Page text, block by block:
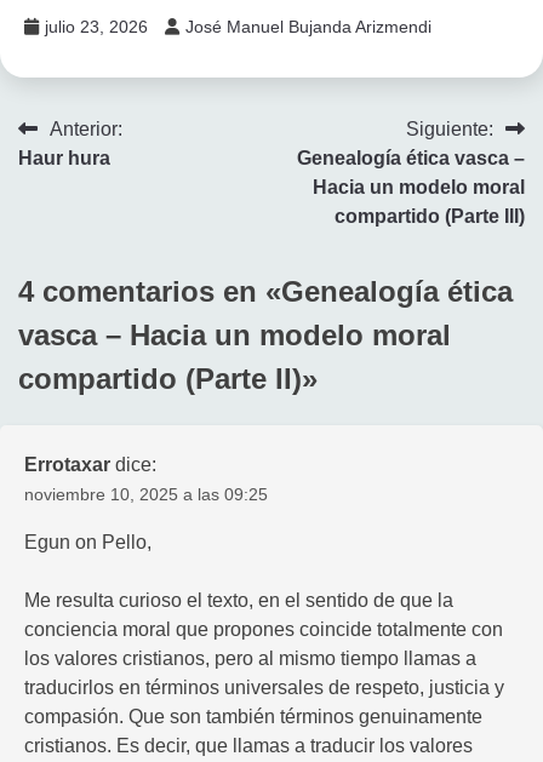
julio 23, 2026 José Manuel Bujanda Arizmendi
Navegación
Anterior:
Haur hura
Siguiente:
Genealogía ética vasca –
Hacia un modelo moral
compartido (Parte III)
4 comentarios en «Genealogía ética
vasca – Hacia un modelo moral
compartido (Parte II)»
Errotaxar dice:
noviembre 10, 2025 a las 09:25
Egun on Pello,
Me resulta curioso el texto, en el sentido de que la
conciencia moral que propones coincide totalmente con
los valores cristianos, pero al mismo tiempo llamas a
traducirlos en términos universales de respeto, justicia y
compasión. Que son también términos genuinamente
cristianos. Es decir, que llamas a traducir los valores